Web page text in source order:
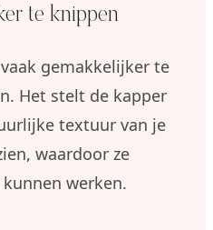
te knippen
gemakkelijker te
Het stelt de kapper
textuur van je
waardoor ze
werken.